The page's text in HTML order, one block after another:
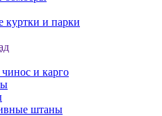
куртки и парки
и карго
штаны